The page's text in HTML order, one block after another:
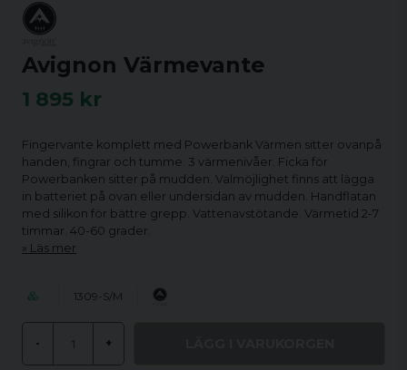
Avignon Värmevante
1 895 kr
Fingervante komplett med Powerbank Värmen sitter ovanpå
handen, fingrar och tumme. 3 värmenivåer. Ficka för
Powerbanken sitter på mudden. Valmöjlighet finns att lägga
in batteriet på ovan eller undersidan av mudden. Handflatan
med silikon för bättre grepp. Vattenavstötande. Värmetid 2-7
timmar. 40-60 grader.
Läs mer
1309-S/M
- +